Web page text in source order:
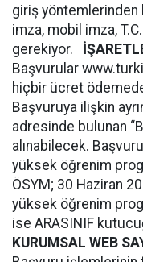
giriş yöntemlerinden
imza, mobil imza,
gerekiyor.
Başvurular
hiçbir ücret
Başvuruya ilişkin
adresinde bulunan
alınabilecek.
yüksek öğrenim
ÖSYM; 30 Haziran
yüksek öğrenim
ise ARASINIF
KURUMSAL WEB